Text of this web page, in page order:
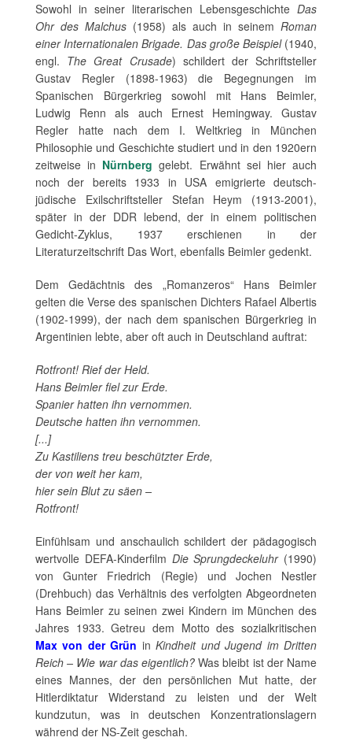
Sowohl in seiner literarischen Lebensgeschichte Das
Ohr des Malchus (1958) als auch in seinem Roman
einer Internationalen Brigade. Das große Beispiel(1940,
engl. The Great Crusade) schildert der Schriftsteller
Gustav Regler (1898-1963) die Begegnungen im
Spanischen Bürgerkrieg sowohl mit Hans Beimler,
Ludwig Renn als auch Ernest Hemingway. Gustav
Regler hatte nach dem I. Weltkrieg in München
Philosophie und Geschichte studiert und in den 1920ern
zeitweise in Nürnberg gelebt. Erwähnt sei hier auch
noch der bereits 1933 in USA emigrierte deutsch-
jüdische Exilschriftsteller Stefan Heym (1913-2001),
später in der DDR lebend, der in einem politischen
Gedicht-Zyklus, 1937 erschienen in der
Literaturzeitschrift Das Wort, ebenfalls Beimler gedenkt.
Dem Gedächtnis des „Romanzeros“ Hans Beimler
gelten die Verse des spanischen Dichters Rafael Albertis
(1902-1999), der nach dem spanischen Bürgerkrieg in
Argentinien lebte, aber oft auch in Deutschland auftrat:
Rotfront! Rief der Held.
Hans Beimler fiel zur Erde.
Spanier hatten ihn vernommen.
Deutsche hatten ihn vernommen.
[...]
Zu Kastiliens treu beschützter Erde,
der von weit her kam,
hier sein Blut zu säen –
Rotfront!
Einfühlsam und anschaulich schildert der pädagogisch
wertvolle DEFA-Kinderfilm Die Sprungdeckeluhr(1990)
von Gunter Friedrich (Regie) und Jochen Nestler
(Drehbuch) das Verhältnis des verfolgten Abgeordneten
Hans Beimler zu seinen zwei Kindern im München des
Jahres 1933. Getreu dem Motto des sozialkritischen
Max von der Grün inKindheit und Jugend im Dritten
Reich – Wie war das eigentlich?Was bleibt ist der Name
eines Mannes, der den persönlichen Mut hatte, der
Hitlerdiktatur Widerstand zu leisten und der Welt
kundzutun, was in deutschen Konzentrationslagern
während der NS-Zeit geschah.